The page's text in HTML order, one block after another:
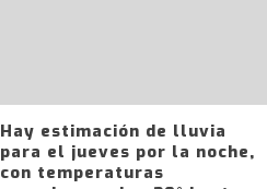
Hay estimación de lluvia
para el jueves por la noche,
con temperaturas